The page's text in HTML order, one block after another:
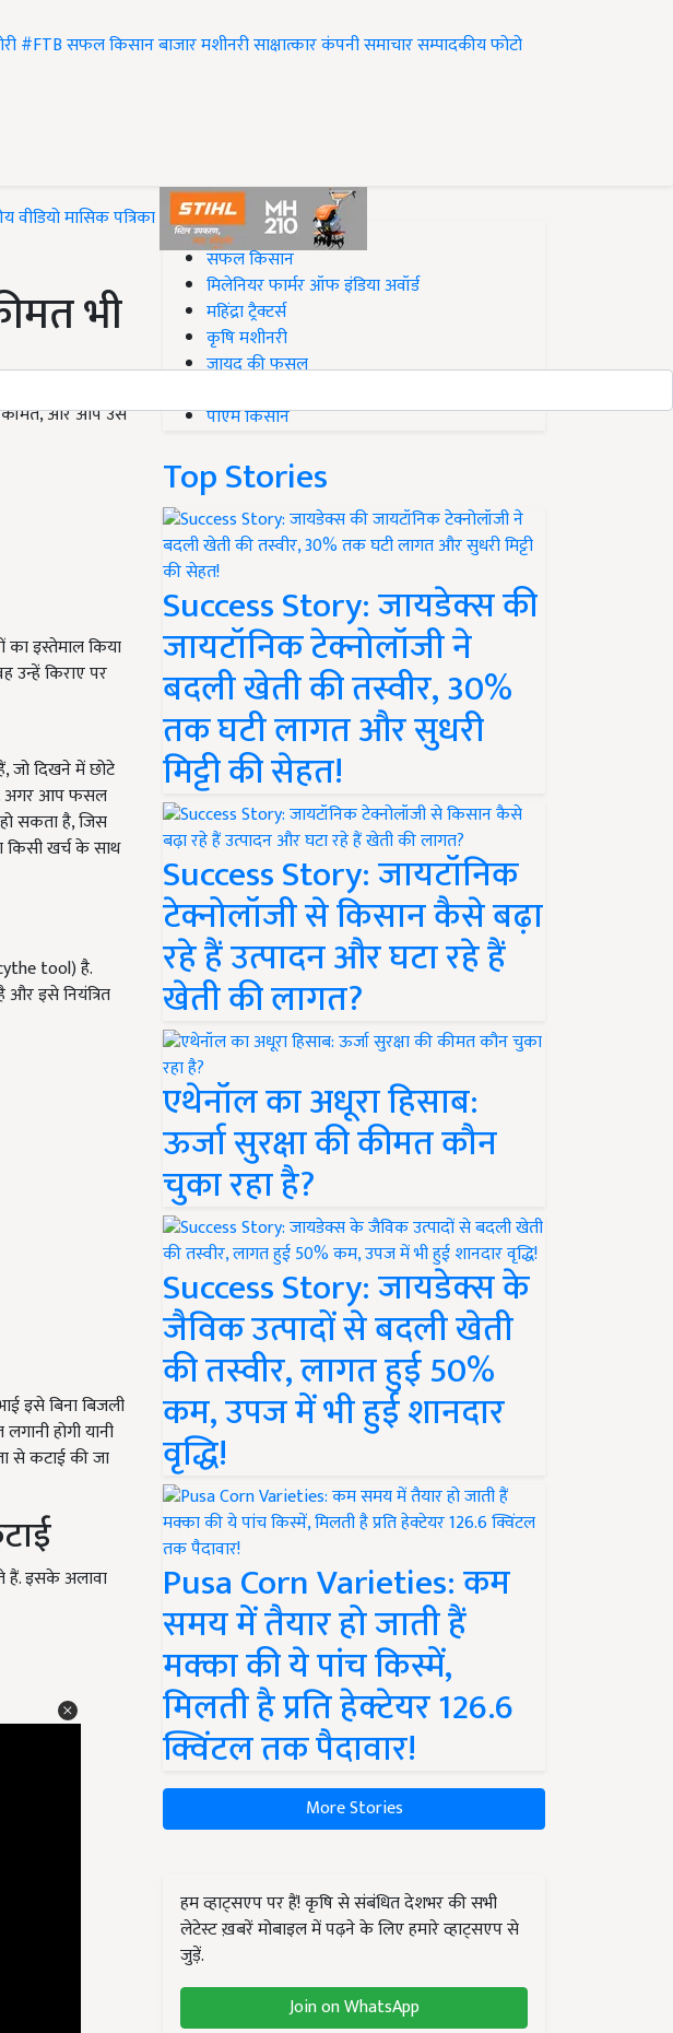
#FTBसफल किसानबाजारमशीनरीसाक्षात्कारकंपनी समाचारसम्पादकीयफोटो
वीडियोमासिक पत्रिका
भी
कीमत, और आप उसे
का इस्तेमाल किया
उन्हें किराए पर
जो दिखने में छोटे
है. अगर आप फसल
सकता है, जिस
खर्च के साथ
tool) है.
इसे नियंत्रित
इसे बिना बिजली
होगी यानी
से कटाई की जा
हैं. इसके अलावा
#Top on Krishi Jagran
सफल किसान
मिलेनियर फार्मर ऑफ इंडिया अवॉर्ड
महिंद्रा ट्रैक्टर्स
कृषि मशीनरी
जायद की फसल
पीएम किसान
Top Stories
Success Story: जायडेक्स की
जायटॉनिक टेक्नोलॉजी ने
बदली खेती की तस्वीर, 30%
तक घटी लागत और सुधरी
मिट्टी की सेहत!
Success Story: जायटॉनिक
टेक्नोलॉजी से किसान कैसे बढ़ा
रहे हैं उत्पादन और घटा रहे हैं
खेती की लागत?
एथेनॉल का अधूरा हिसाब:
ऊर्जा सुरक्षा की कीमत कौन
चुका रहा है?
Success Story: जायडेक्स के
जैविक उत्पादों से बदली खेती
की तस्वीर, लागत हुई 50%
कम, उपज में भी हुई शानदार
वृद्धि!
Pusa Corn Varieties: कम
समय में तैयार हो जाती हैं
मक्का की ये पांच किस्में,
मिलती है प्रति हेक्टेयर 126.6
क्विंटल तक पैदावार!
More Stories
हम व्हाट्सएप पर हैं! कृषि से संबंधित देशभर की सभी
लेटेस्ट ख़बरें मोबाइल में पढ़ने के लिए हमारे व्हाट्सएप से
जुड़ें.
Join on WhatsApp